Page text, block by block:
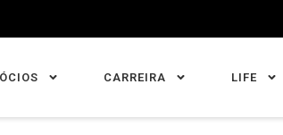
CARREIRA LIFE